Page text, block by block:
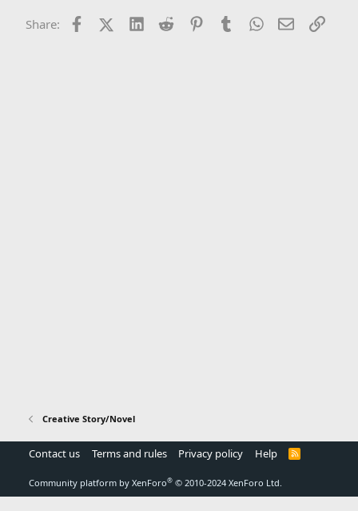
Share: FacebookX (Twitter)
LinkedInReddit PinterestTumblrWhatsApp
EmailLink
Creative Story/Novel
Contact us Terms and rules Privacy policy Help
R
Community platform by XenForo® © 2010-2024 XenForo Ltd.